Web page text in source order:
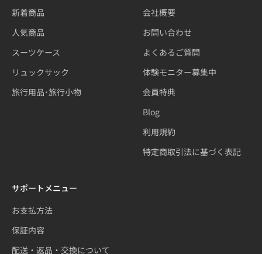
新着商品
人気商品
スーツケース
リュックサック
旅行用品･旅行小物
会社概要
お問い合わせ
よくあるご質問
体験モニター募集中
会員特典
Blog
利用規約
特定商取引法に基づく表記
サポートメニュー
お支払方法
保証内容
配送・返品・交換について